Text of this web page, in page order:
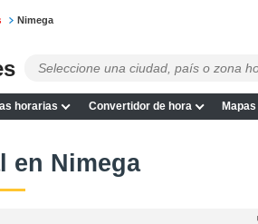
Nimega
horarias Convertidor de hora Mapas
en Nimega